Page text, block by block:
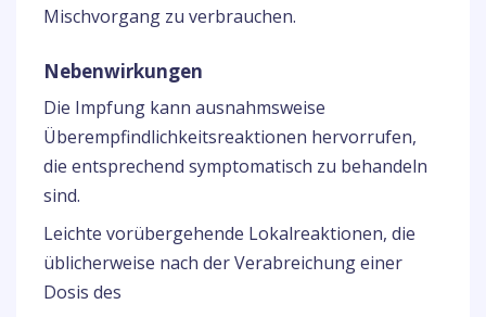
Mischvorgang zu verbrauchen.
Nebenwirkungen
Die Impfung kann ausnahmsweise
Überempfindlichkeitsreaktionen hervorrufen,
die entsprechend symptomatisch zu behandeln
sind.
Leichte vorübergehende Lokalreaktionen, die
üblicherweise nach der Verabreichung einer
Dosis des